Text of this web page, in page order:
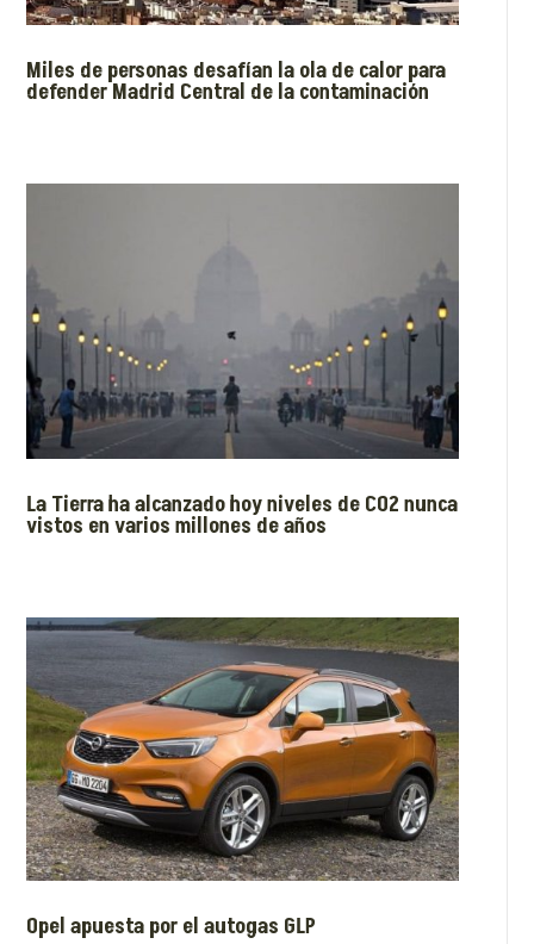
Miles de personas desafían la ola de calor para
defender Madrid Central de la contaminación
La Tierra ha alcanzado hoy niveles de CO2 nunca
vistos en varios millones de años
Opel apuesta por el autogas GLP